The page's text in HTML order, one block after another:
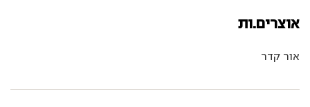
אוצרים.ות
אור קדר